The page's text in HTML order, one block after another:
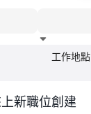
工作地點
新職位創建